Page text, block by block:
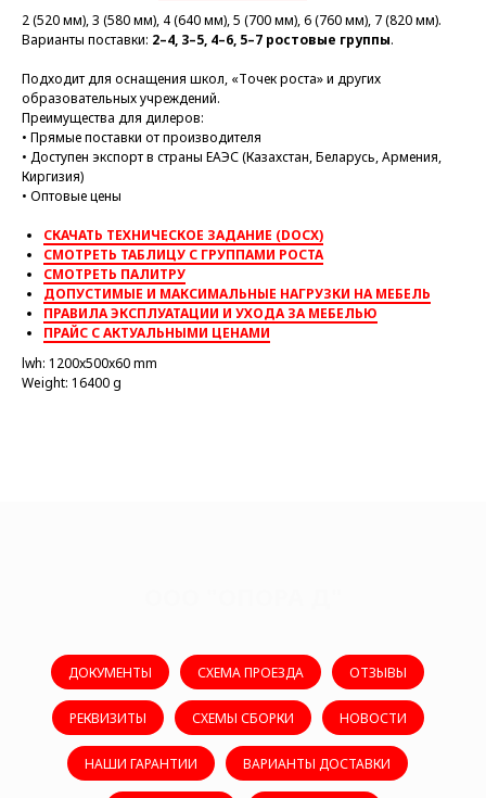
2 (520 мм), 3 (580 мм), 4 (640 мм), 5 (700 мм), 6 (760 мм), 7 (820 мм).
Варианты поставки: 2–4, 3–5, 4–6, 5–7 ростовые группы.
Подходит для оснащения школ, «Точек роста» и других
образовательных учреждений.
Преимущества для дилеров:
• Прямые поставки от производителя
• Доступен экспорт в страны ЕАЭС (Казахстан, Беларусь, Армения,
Киргизия)
• Оптовые цены
СКАЧАТЬ ТЕХНИЧЕСКОЕ ЗАДАНИЕ (DOCX)
СМОТРЕТЬ ТАБЛИЦУ С ГРУППАМИ РОСТА
СМОТРЕТЬ ПАЛИТРУ
ДОПУСТИМЫЕ И МАКСИМАЛЬНЫЕ НАГРУЗКИ НА МЕБЕЛЬ
ПРАВИЛА ЭКСПЛУАТАЦИИ И УХОДА ЗА МЕБЕЛЬЮ
ПРАЙС С АКТУАЛЬНЫМИ ЦЕНАМИ
lwh: 1200x500x60 mm
Weight: 16400 g
ДОКУМЕНТЫ СХЕМА ПРОЕЗДА ОТЗЫВЫ
РЕКВИЗИТЫ СХЕМЫ СБОРКИ НОВОСТИ
НАШИ ГАРАНТИИ ВАРИАНТЫ ДОСТАВКИ